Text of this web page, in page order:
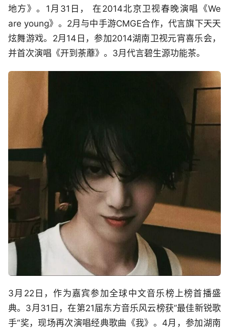
地方》。1月31日， 在2014北京卫视春晚演唱《We
are young》。2月与中手游CMGE合作，代言旗下天天
炫舞游戏。2月14日，参加2014湖南卫视元宵喜乐会，
并首次演唱《开到荼蘼》。3月代言碧生源功能茶。
3月22日，作为嘉宾参加全球中文音乐榜上榜首播盛
典。3月31日，在第21届东方音乐风云榜获”最佳新锐歌
手“奖，现场再次演唱经典歌曲《我》。4月，参加湖南